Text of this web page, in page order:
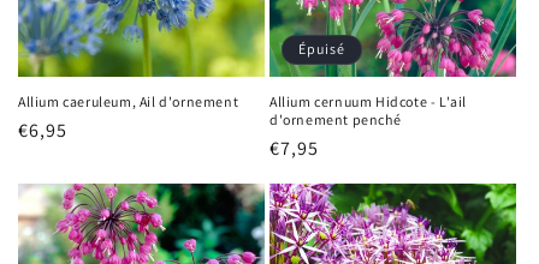
Allium caeruleum, Ail d'ornement
Prix
€6,95
Épuisé
Allium cernuum Hidcote - L'ail
d'ornement penché
Prix
habituel
€7,95